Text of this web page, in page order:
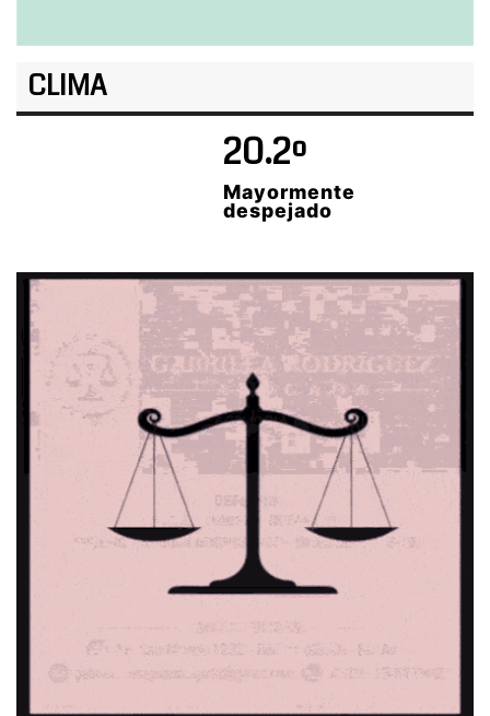
CLIMA
20.2º
Mayormente
despejado